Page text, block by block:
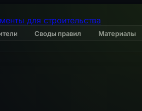
для строительства
Своды правил Материалы